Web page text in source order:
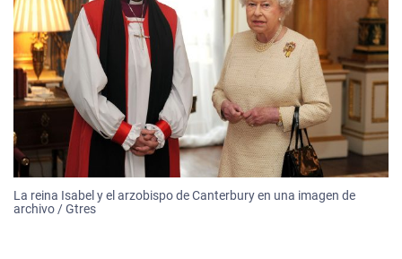
La reina Isabel y el arzobispo de Canterbury en una imagen de
archivo / Gtres